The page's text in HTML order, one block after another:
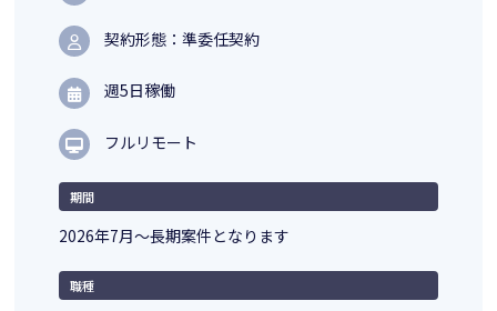
契約形態：準委任契約
週5日稼働
フルリモート
期間
2026年7月～長期案件となります
職種